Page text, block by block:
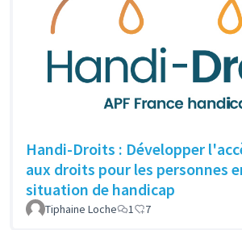
Handi-Droits : Développer
aux droits pour les personnes
situation de handicap
Tiphaine Loche 1 7